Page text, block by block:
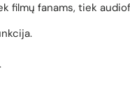
filmų fanams, tiek